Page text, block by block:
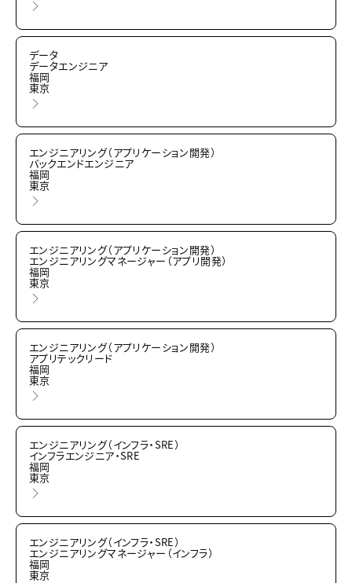
データ
データエンジニア
福岡
東京
エンジニアリング（アプリケーション開発）
バックエンドエンジニア
福岡
東京
エンジニアリング（アプリケーション開発）
エンジニアリングマネージャー（アプリ開発）
福岡
東京
エンジニアリング（アプリケーション開発）
アプリテックリード
福岡
東京
エンジニアリング（インフラ・SRE）
インフラエンジニア・SRE
福岡
東京
エンジニアリング（インフラ・SRE）
エンジニアリングマネージャー（インフラ）
福岡
東京